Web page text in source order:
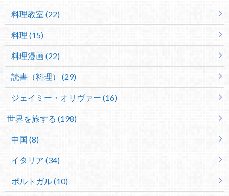
料理教室 (22)
料理 (15)
料理漫画 (22)
読書（料理） (29)
ジェイミー・オリヴァー (16)
世界を旅する (198)
中国 (8)
イタリア (34)
ポルトガル (10)